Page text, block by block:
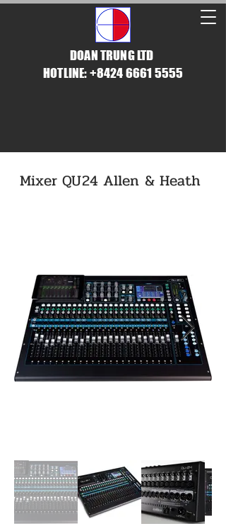
DOAN TRUNG LTD
HOTLINE: +8424 6661 5555
Mixer QU24 Allen & Heath